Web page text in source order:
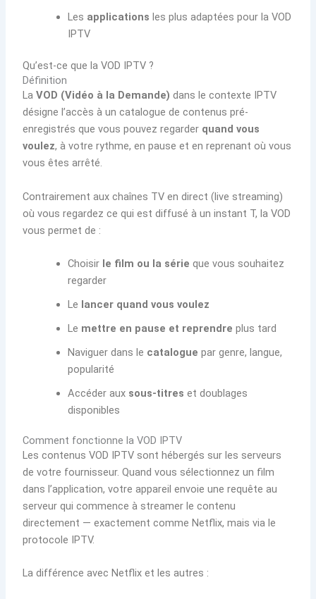
Les applications les plus adaptées pour la VOD
IPTV
Qu’est-ce que la VOD IPTV ?
Définition
LaVOD (Vidéo à la Demande) dans le contexte IPTV
désigne l’accès à un catalogue de contenus pré-
enregistrés que vous pouvez regarder quand vous
voulez, à votre rythme, en pause et en reprenant où vous
vous êtes arrêté.
Contrairement aux chaînes TV en direct (live streaming)
où vous regardez ce qui est diffusé à un instant T, la VOD
vous permet de :
Choisir le film ou la série que vous souhaitez
regarder
Le lancer quand vous voulez
Le mettre en pause et reprendre plus tard
Naviguer dans le catalogue par genre, langue,
popularité
Accéder aux sous-titres et doublages
disponibles
Comment fonctionne la VOD IPTV
Les contenus VOD IPTV sont hébergés sur les serveurs
de votre fournisseur. Quand vous sélectionnez un film
dans l’application, votre appareil envoie une requête au
serveur qui commence à streamer le contenu
directement — exactement comme Netflix, mais via le
protocole IPTV.
La différence avec Netflix et les autres :